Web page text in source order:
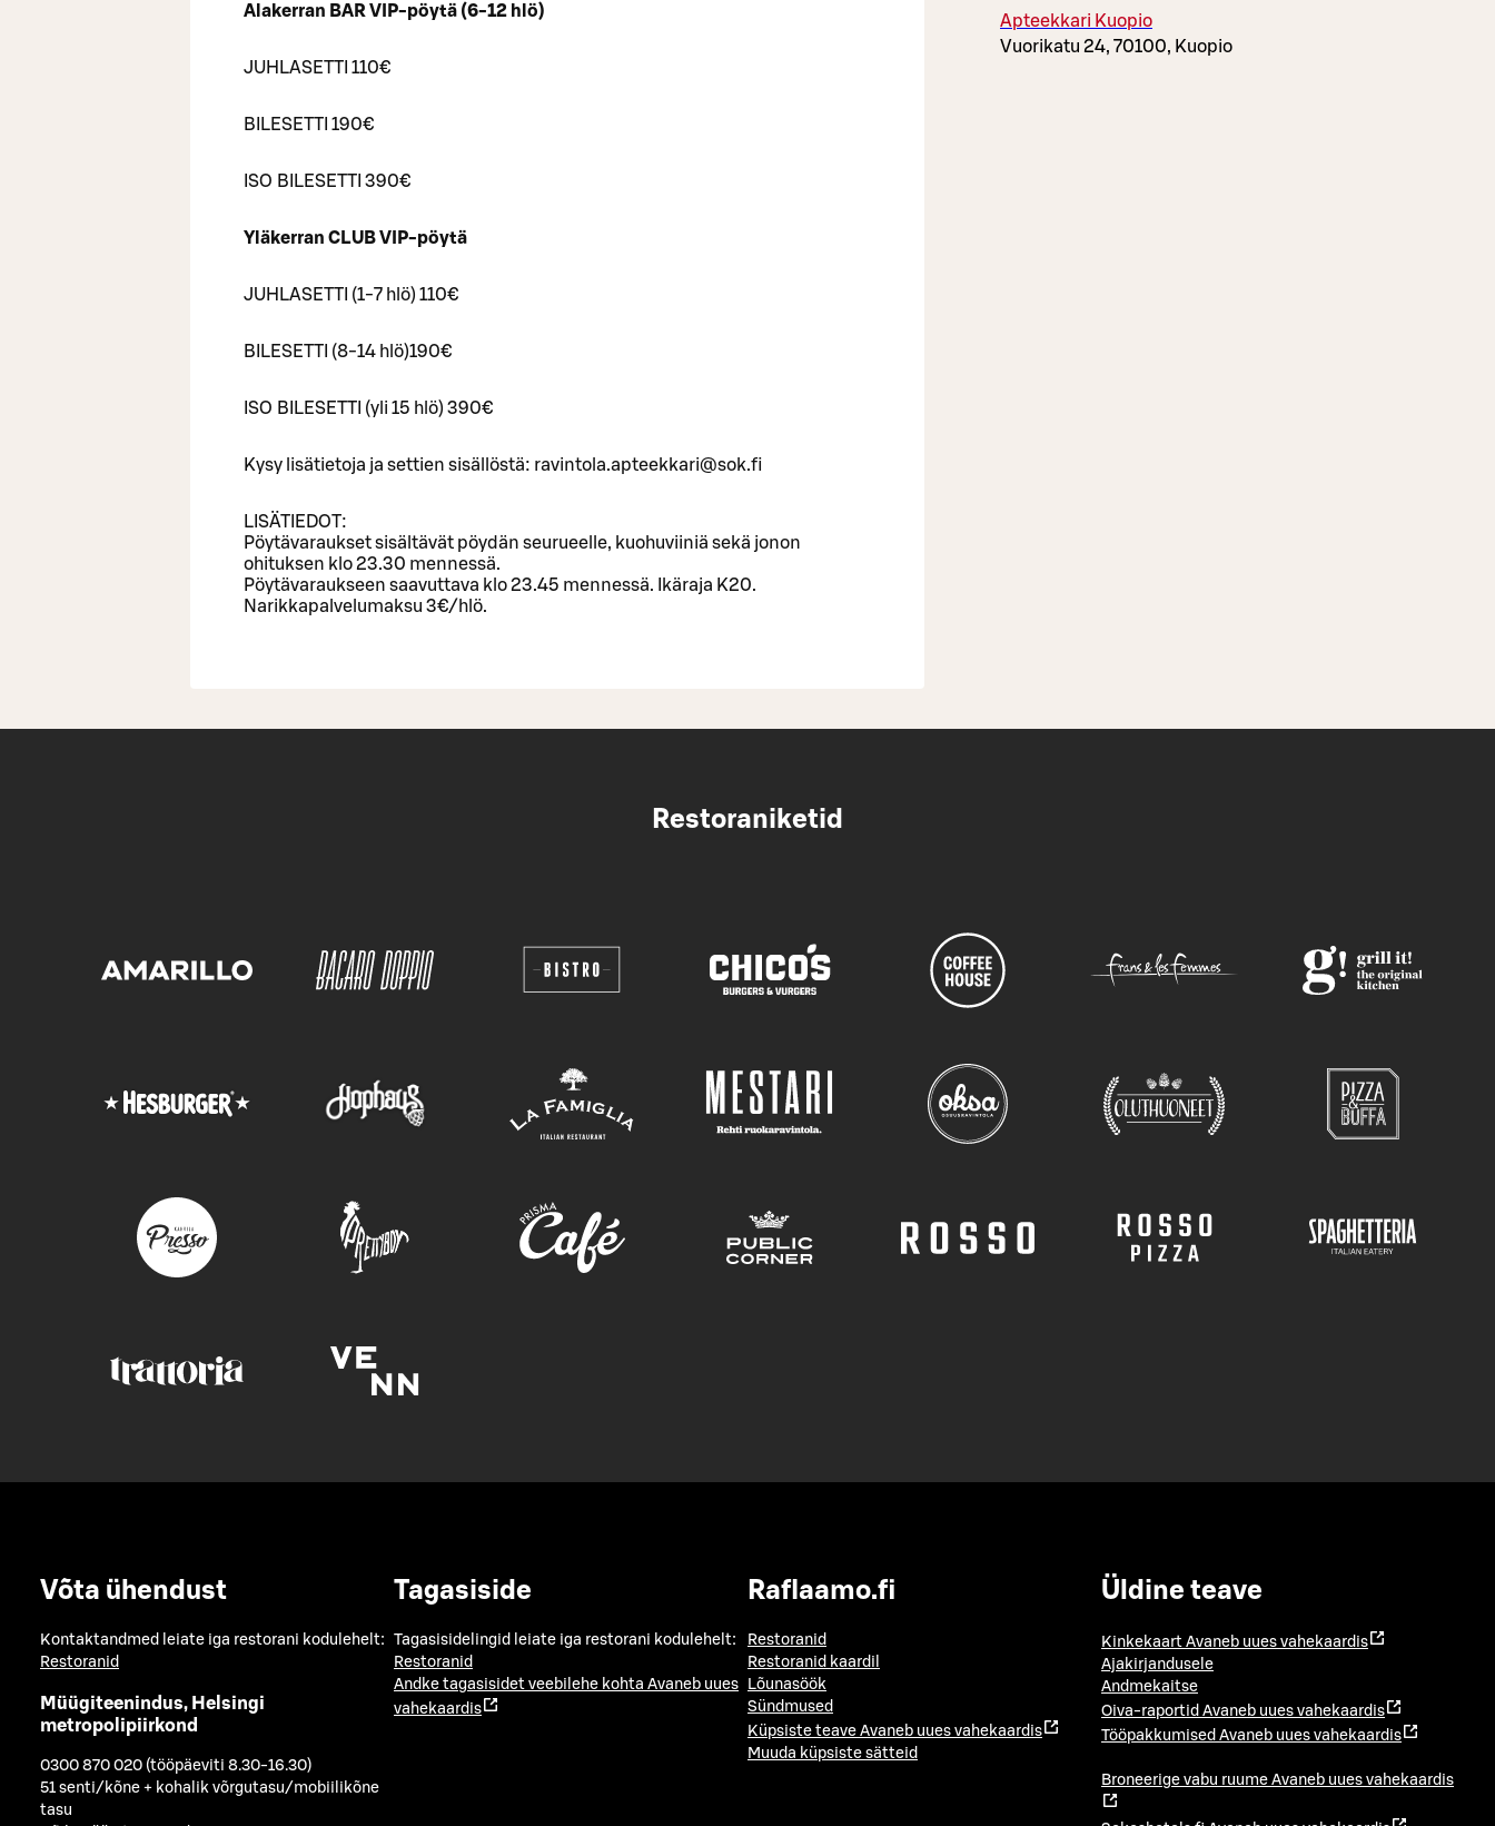
Alakerran BAR VIP-pöytä (6-12 hlö)
JUHLASETTI 110€
BILESETTI 190€
ISO BILESETTI 390€
Yläkerran CLUB VIP-pöytä
JUHLASETTI (1-7 hlö) 110€
BILESETTI (8-14 hlö)190€
ISO BILESETTI (yli 15 hlö) 390€
Kysy lisätietoja ja settien sisällöstä: ravintola.apteekkari@sok.fi
LISÄTIEDOT:
Pöytävaraukset sisältävät pöydän seurueelle, kuohuviiniä sekä jonon
ohituksen klo 23.30 mennessä.
Pöytävaraukseen saavuttava klo 23.45 mennessä. Ikäraja K20.
Narikkapalvelumaksu 3€/hlö.
Apteekkari Kuopio
Vuorikatu 24, 70100, Kuopio
Restoraniketid
Võta ühendust
Kontaktandmed leiate iga restorani kodulehelt:
Restoranid
Müügiteenindus, Helsingi
metropolipiirkond
0300 870 020 (tööpäeviti 8.30-16.30)
51 senti/kõne + kohalik võrgutasu/mobiilikõne
tasu
Tagasiside
Tagasisidelingid leiate iga restorani kodulehelt:
Restoranid
Andke tagasisidet veebilehe kohta Avaneb uues
vahekaardis
Raflaamo.fi
Restoranid
Restoranid kaardil
Lõunasöök
Sündmused
Küpsiste teave Avaneb uues vahekaardis
Muuda küpsiste sätteid
Üldine teave
Kinkekaart Avaneb uues vahekaardis
Ajakirjandusele
Andmekaitse
Oiva-raportid Avaneb uues vahekaardis
Tööpakkumised Avaneb uues vahekaardis
Broneerige vabu ruume Avaneb uues vahekaardis